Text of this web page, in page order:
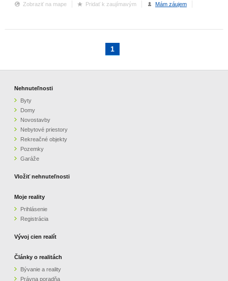
Zobraziť na mape Pridať k zaujímavým Mám záujem
1
Nehnuteľnosti
Byty
Domy
Novostavby
Nebytové priestory
Rekreačné objekty
Pozemky
Garáže
Vložiť nehnuteľnosti
Moje reality
Prihlásenie
Registrácia
Vývoj cien realít
Články o realitách
Bývanie a reality
Právna poradňa